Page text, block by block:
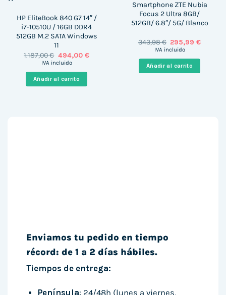
HP EliteBook 840 G7 14″ /
i7-10510U / 16GB DDR4
512GB M.2 SATA Windows
11
1.187,00€ El
precio
era:
1.187,00 €.
494,00 €El
IVA incluido
Añadir al carrito
Smartphone ZTE Nubia
Focus 2 Ultra 8GB/
512GB/ 6.8″/ 5G/ Blanco
343,98€ El
precio
era:
343,98 €.
295,99€El
IVA incluido
Añadir al carrito
Enviamos tu pedido en tiempo
récord: de 1 a 2 días hábiles.
Tiempos de entrega:
Península: 24/48h (lunes a viernes,